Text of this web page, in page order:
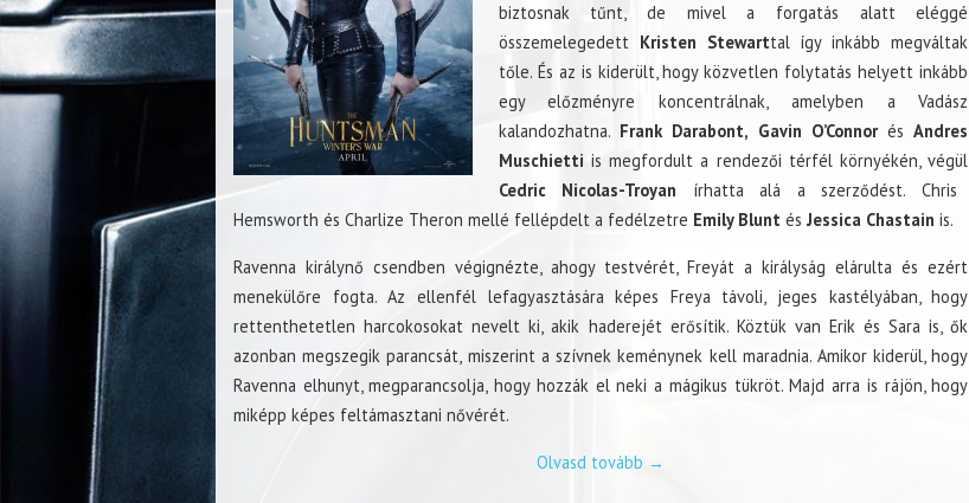
biztosnak tűnt, de mivel a forgatás alatt eléggé
összemelegedett Kristen Stewarttal így inkább megváltak
tőle. És az is kiderült, hogy közvetlen folytatás helyett inkább
egy előzményre koncentrálnak, amelyben a Vadász
kalandozhatna. Frank Darabont, Gavin O’ConnorésAndres
Muschietti is megfordult a rendezői térfél környékén, végül
Cedric Nicolas-Troyan írhatta alá a szerződést. Chris
Hemsworth és Charlize Theron mellé fellépdelt a fedélzetre Emily Blunt és Jessica Chastain is.
Ravenna királynő csendben végignézte, ahogy testvérét, Freyát a királyság elárulta és ezért
menekülőre fogta. Az ellenfél lefagyasztására képes Freya távoli, jeges kastélyában, hogy
rettenthetetlen harcokosokat nevelt ki, akik haderejét erősítik. Köztük van Erik és Sara is, ők
azonban megszegik parancsát, miszerint a szívnek keménynek kell maradnia. Amikor kiderül, hogy
Ravenna elhunyt, megparancsolja, hogy hozzák el neki a mágikus tükröt. Majd arra is rájön, hogy
miképp képes feltámasztani nővérét.
Olvasd tovább →